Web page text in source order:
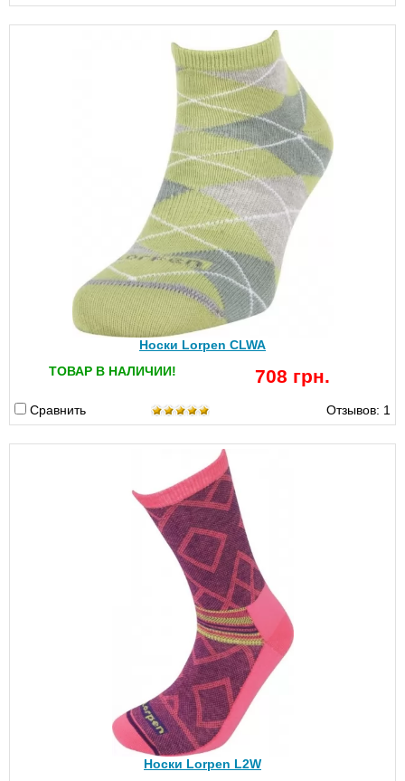
Носки Lorpen CLWA
ТОВАР В НАЛИЧИИ!
708 грн.
Сравнить Отзывов: 1
Носки Lorpen L2W